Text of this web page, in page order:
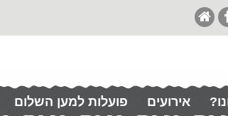
אירועים פועלות למען השלום